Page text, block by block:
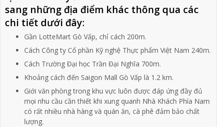
sang những địa điểm khác thông qua các
chi tiết dưới đây:
Gần LotteMart Gò Vấp, chỉ cách 200m.
Cách Công ty Cổ phần Kỹ nghệ Thực phẩm Việt Nam 240m.
Cách Trường Đại học Trần Đại Nghĩa 700m.
Khoảng cách đến Saigon Mall Gò Vấp là 1.2 km.
Giới văn phòng trong khu vực luôn được đáp ứng đầy đủ
mọi nhu cầu cần thiết khi xung quanh Nhà Khách Phía Nam
có rất nhiều nhà hàng và quán ăn, cà phê đảm bảo chất
lượng.